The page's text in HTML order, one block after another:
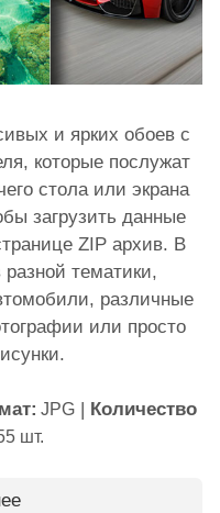
и ярких обоев с
которые послужат
стола или экрана
загрузить данные
ZIP архив. В
тематики,
различные
или просто
JPG|
Количество
шт.